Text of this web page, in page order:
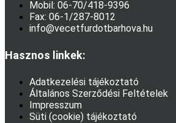
Mobil: 06-70/418-9396
Fax: 06-1/287-8012
info@vecetfurdotbarhova.hu
Hasznos linkek:
Adatkezelési tájékoztató
Általános Szerződési Feltételek
Impresszum
Süti (cookie) tájékoztató